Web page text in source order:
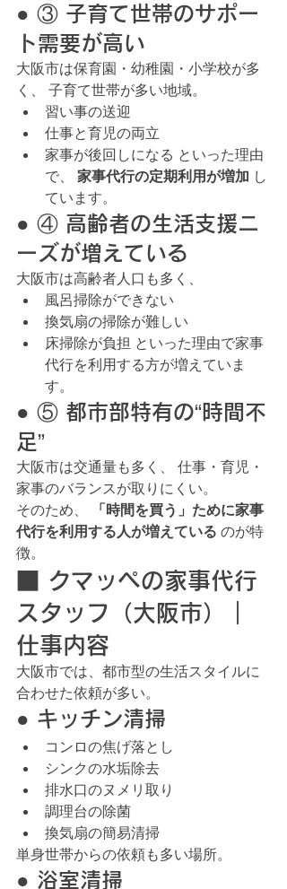
● ③ 子育て世帯のサポー
ト需要が高い
大阪市は保育園・幼稚園・小学校が多
く、 子育て世帯が多い地域。
習い事の送迎
仕事と育児の両立
家事が後回しになる といった理由
で、 家事代行の定期利用が増加 し
ています。
● ④ 高齢者の生活支援ニ
ーズが増えている
大阪市は高齢者人口も多く、
風呂掃除ができない
換気扇の掃除が難しい
床掃除が負担 といった理由で家事
代行を利用する方が増えていま
す。
● ⑤ 都市部特有の“時間不
足”
大阪市は交通量も多く、 仕事・育児・
家事のバランスが取りにくい。
そのため、
「時間を買う」ために家事
代行を利用する人が増えている のが特
徴。
■ クマッペの家事代行
スタッフ（大阪市）｜
仕事内容
大阪市では、都市型の生活スタイルに
合わせた依頼が多い。
● キッチン清掃
コンロの焦げ落とし
シンクの水垢除去
排水口のヌメリ取り
調理台の除菌
換気扇の簡易清掃
単身世帯からの依頼も多い場所。
● 浴室清掃